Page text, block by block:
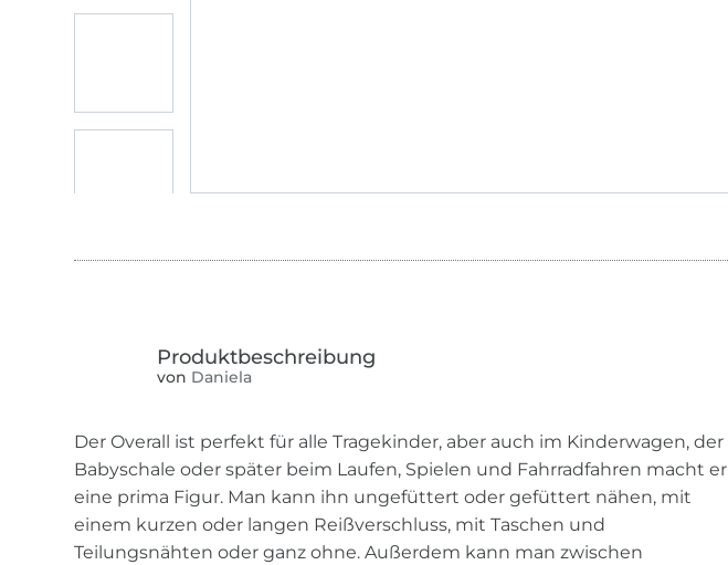
von Daniela
Der Overall ist perfekt für alle Tragekinder, aber auch im Kinderwagen, der
Babyschale oder später beim Laufen, Spielen und Fahrradfahren macht er
eine prima Figur. Man kann ihn ungefüttert oder gefüttert nähen, mit
einem kurzen oder langen Reißverschluss, mit Taschen und
Teilungsnähten oder ganz ohne. Außerdem kann man zwischen